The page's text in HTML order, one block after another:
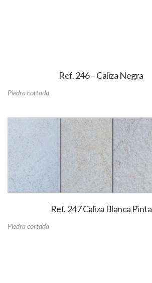
Ref. 246 – Caliza Negra
Piedra cortada
Ref. 247 Caliza Blanca Pinta
Piedra cortada